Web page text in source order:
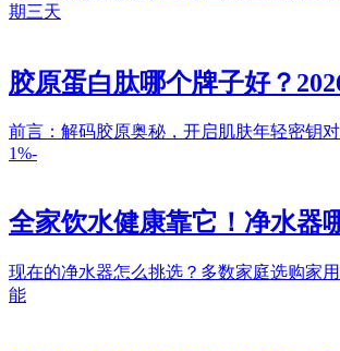
期三天
胶原蛋白肽哪个牌子好？
前言：解码胶原奥秘，开启肌肤年轻密钥
1%-
全家饮水健康靠它！净水器
现在的净水器怎么挑选？多数家庭选购家
能